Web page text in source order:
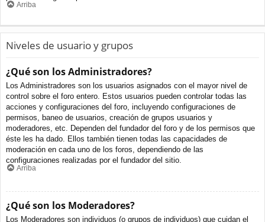
Arriba
Niveles de usuario y grupos
¿Qué son los Administradores?
Los Administradores son los usuarios asignados con el mayor nivel de
control sobre el foro entero. Estos usuarios pueden controlar todas las
acciones y configuraciones del foro, incluyendo configuraciones de
permisos, baneo de usuarios, creación de grupos usuarios y
moderadores, etc. Dependen del fundador del foro y de los permisos que
éste les ha dado. Ellos también tienen todas las capacidades de
moderación en cada uno de los foros, dependiendo de las
configuraciones realizadas por el fundador del sitio.
Arriba
¿Qué son los Moderadores?
Los Moderadores son individuos (o grupos de individuos) que cuidan el